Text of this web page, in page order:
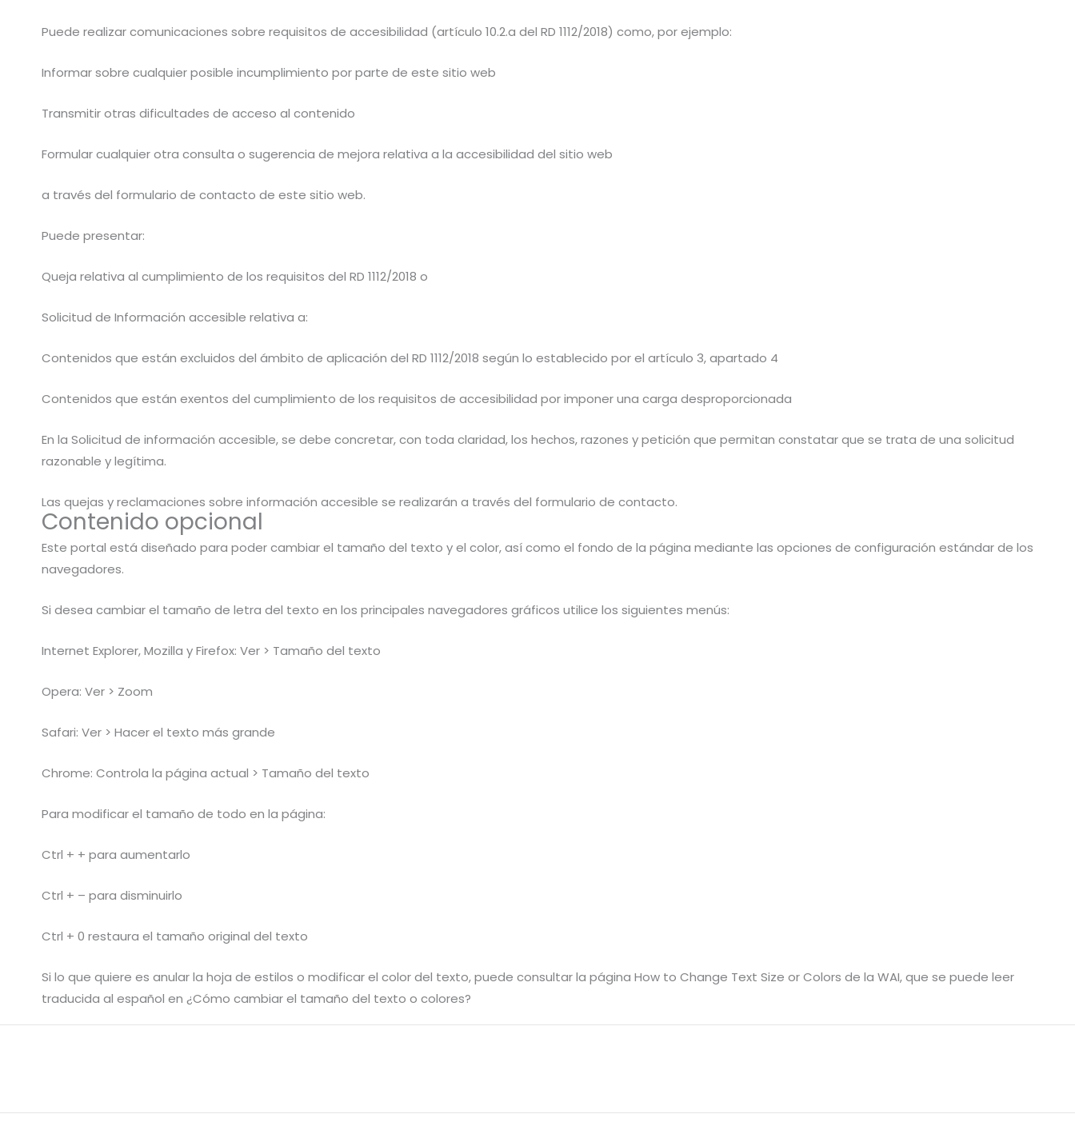
Puede realizar comunicaciones sobre requisitos de accesibilidad (artículo 10.2.a del RD 1112/2018) como, por ejemplo:
Informar sobre cualquier posible incumplimiento por parte de este sitio web
Transmitir otras dificultades de acceso al contenido
Formular cualquier otra consulta o sugerencia de mejora relativa a la accesibilidad del sitio web
a través del formulario de contacto de este sitio web.
Puede presentar:
Queja relativa al cumplimiento de los requisitos del RD 1112/2018 o
Solicitud de Información accesible relativa a:
Contenidos que están excluidos del ámbito de aplicación del RD 1112/2018 según lo establecido por el artículo 3, apartado 4
Contenidos que están exentos del cumplimiento de los requisitos de accesibilidad por imponer una carga desproporcionada
En la Solicitud de información accesible, se debe concretar, con toda claridad, los hechos, razones y petición que permitan constatar que se trata de una solicitud
razonable y legítima.
Las quejas y reclamaciones sobre información accesible se realizarán a través del formulario de contacto.
Contenido opcional
Este portal está diseñado para poder cambiar el tamaño del texto y el color, así como el fondo de la página mediante las opciones de configuración estándar de los
navegadores.
Si desea cambiar el tamaño de letra del texto en los principales navegadores gráficos utilice los siguientes menús:
Internet Explorer, Mozilla y Firefox: Ver > Tamaño del texto
Opera: Ver > Zoom
Safari: Ver > Hacer el texto más grande
Chrome: Controla la página actual > Tamaño del texto
Para modificar el tamaño de todo en la página:
Ctrl + + para aumentarlo
Ctrl + – para disminuirlo
Ctrl + 0 restaura el tamaño original del texto
Si lo que quiere es anular la hoja de estilos o modificar el color del texto, puede consultar la página How to Change Text Size or Colors de la WAI, que se puede leer
traducida al español en ¿Cómo cambiar el tamaño del texto o colores?